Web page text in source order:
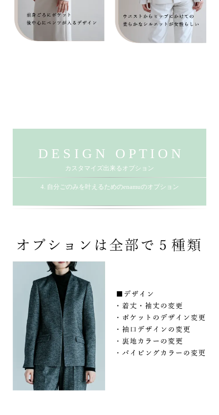
D E S I G N O P T I O N
カスタマイズ出来るオプション
4. 自分ごのみを叶えるためのenamuのオプション